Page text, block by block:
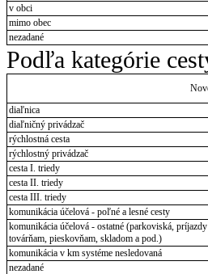
v obci
mimo obec
nezadané
Podľa kategórie
diaľnica
diaľničný privádzač
rýchlostná cesta
rýchlostný privádzač
cesta I. triedy
cesta II. triedy
cesta III. triedy
komunikácia účelová - poľné a lesné cesty
komunikácia účelová - ostatné (parkoviská,
továrňam, pieskovňam, skladom a pod.)
komunikácia v km systéme nesledovaná
nezadané